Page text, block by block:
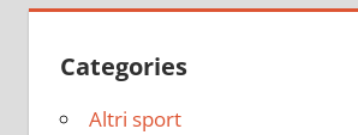
Categories
Altri sport